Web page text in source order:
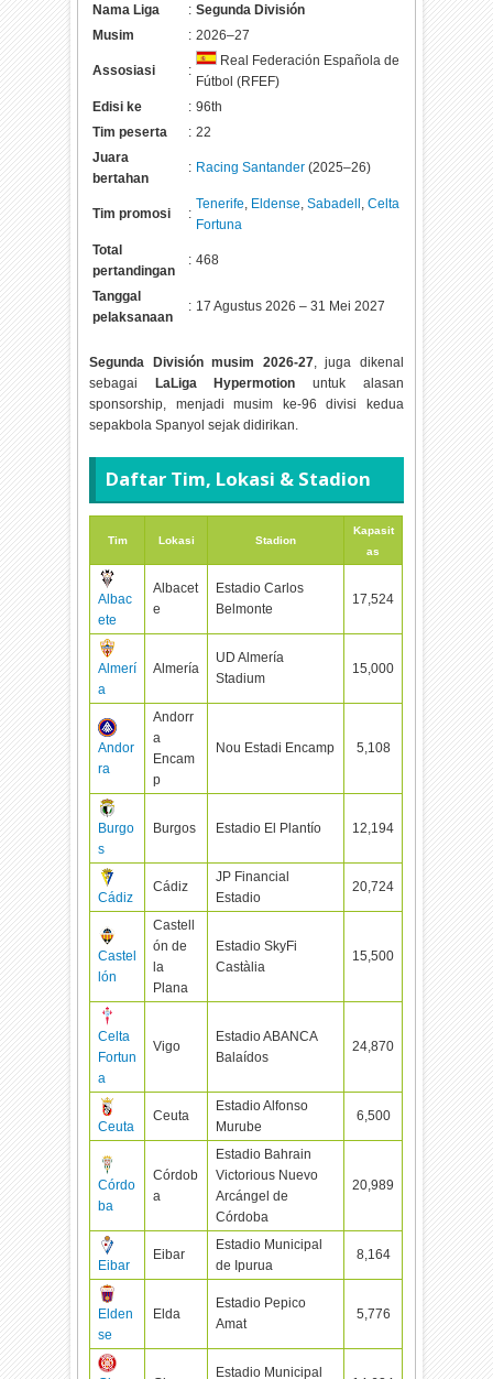
Nama Liga : Segunda División
Musim
: 2026–27
Assosiasi :
Real Federación Española de
Fútbol (RFEF)
Edisi ke
: 96th
Tim peserta
: 22
Juara
bertahan
: Racing Santander (2025–26)
Tim promosi :
Tenerife, Eldense,Sabadell ,Celta
Fortuna
Total
pertandingan
: 468
Tanggal
pelaksanaan
: 17 Agustus 2026 – 31 Mei 2027
Segunda División musim 2026-27, juga dikenal
sebagai
LaLiga Hypermotion untuk alasan
sponsorship, menjadi musim ke-96 divisi kedua
sepakbola Spanyol sejak didirikan.
Daftar Tim, Lokasi & Stadion
Tim Lokasi Stadion
Kapasit
as
Albac
ete
Albacet
e
Estadio Carlos
Belmonte
17,524
Almerí
a
Almería
UD Almería
Stadium
15,000
Andor
ra
Andorr
a
Encam
p
Nou Estadi Encamp 5,108
Burgo
s
Burgos Estadio El Plantío 12,194
Cádiz
Cádiz
JP Financial
Estadio
20,724
Castel
lón
Castell
ón de
la
Plana
Estadio SkyFi
Castàlia
15,500
Celta
Fortun
a
Vigo
Estadio ABANCA
Balaídos
24,870
Ceuta
Ceuta
Estadio Alfonso
Murube
6,500
Córdo
ba
Córdob
a
Estadio Bahrain
Victorious Nuevo
Arcángel de
Córdoba
20,989
Eibar
Eibar
Estadio Municipal
de Ipurua
8,164
Elden
se
Elda
Estadio Pepico
Amat
5,776
Estadio Municipal